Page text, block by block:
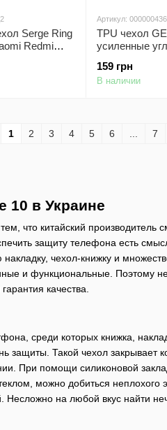
10 в Украине
что китайский
защиту телефона есть
чехол-книжку и
и функциональные. Поэтому
качества.
среди которых книжка,
Такой чехол закрывает
При помощи силиконовой
можно добиться
на любой вкус найти
Serge Ring
Redmi
Артикул:
TPU чехол
усиленные
Бесцветный
159 грн
В наличии
1 2 3 4 5 6 7